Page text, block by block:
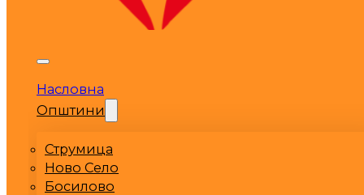
Насловна
Општини
Струмица
Ново Село
Босилово